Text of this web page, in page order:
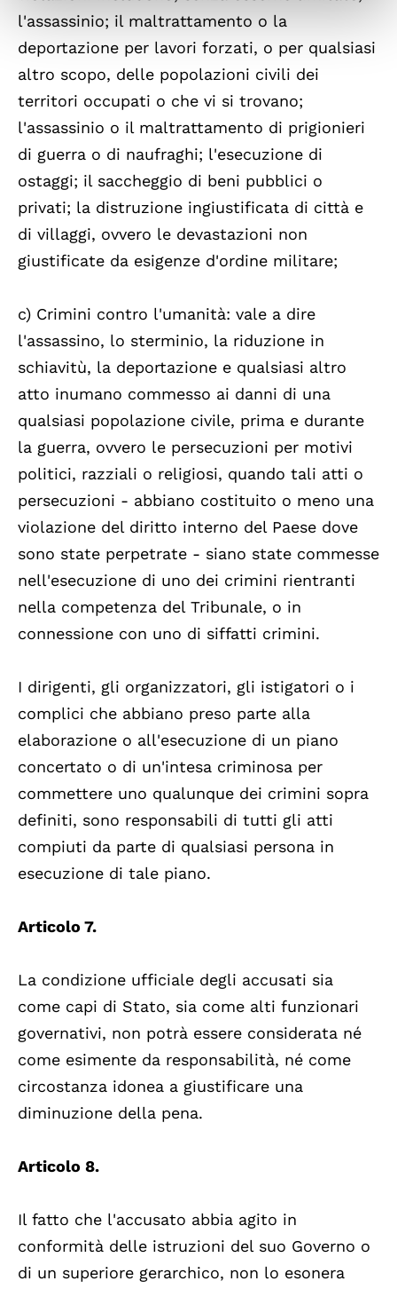
l'assassinio; il maltrattamento o la
deportazione per lavori forzati, o per qualsiasi
altro scopo, delle popolazioni civili dei
territori occupati o che vi si trovano;
l'assassinio o il maltrattamento di prigionieri
di guerra o di naufraghi; l'esecuzione di
ostaggi; il saccheggio di beni pubblici o
privati; la distruzione ingiustificata di città e
di villaggi, ovvero le devastazioni non
giustificate da esigenze d'ordine militare;
c) Crimini contro l'umanità: vale a dire
l'assassino, lo sterminio, la riduzione in
schiavitù, la deportazione e qualsiasi altro
atto inumano commesso ai danni di una
qualsiasi popolazione civile, prima e durante
la guerra, ovvero le persecuzioni per motivi
politici, razziali o religiosi, quando tali atti o
persecuzioni - abbiano costituito o meno una
violazione del diritto interno del Paese dove
sono state perpetrate - siano state commesse
nell'esecuzione di uno dei crimini rientranti
nella competenza del Tribunale, o in
connessione con uno di siffatti crimini.
I dirigenti, gli organizzatori, gli istigatori o i
complici che abbiano preso parte alla
elaborazione o all'esecuzione di un piano
concertato o di un'intesa criminosa per
commettere uno qualunque dei crimini sopra
definiti, sono responsabili di tutti gli atti
compiuti da parte di qualsiasi persona in
esecuzione di tale piano.
Articolo 7.
La condizione ufficiale degli accusati sia
come capi di Stato, sia come alti funzionari
governativi, non potrà essere considerata né
come esimente da responsabilità, né come
circostanza idonea a giustificare una
diminuzione della pena.
Articolo 8.
Il fatto che l'accusato abbia agito in
conformità delle istruzioni del suo Governo o
di un superiore gerarchico, non lo esonera